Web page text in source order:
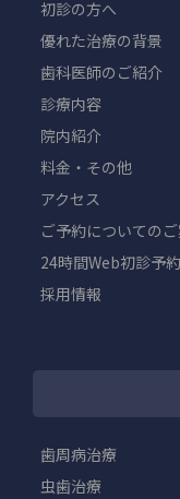
初診の方へ
優れた治療の背景
歯科医師のご紹介
診療内容
院内紹介
料金・その他
アクセス
ご予約についての
24時間Web初診予約
採用情報
歯周病治療
虫歯治療